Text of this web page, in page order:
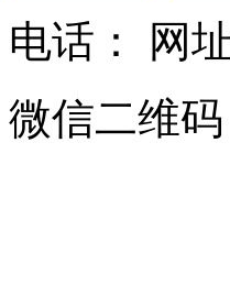
电话： 网
微信二维码